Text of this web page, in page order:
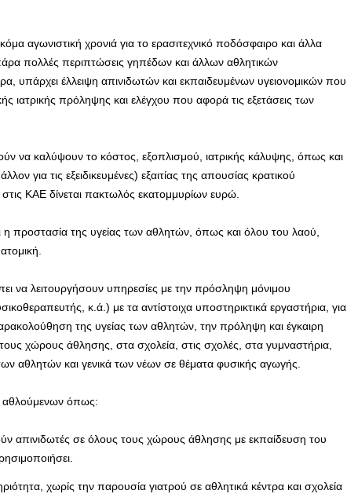
αγωνιστική χρονιά για το ερασιτεχνικό ποδόσφαιρο και άλλα
πολλές περιπτώσεις γηπέδων και άλλων αθλητικών
υπάρχει έλλειψη απινιδωτών και εκπαιδευμένων υγειονομικών που
ιατρικής πρόληψης και ελέγχου που αφορά τις εξετάσεις των
να καλύψουν το κόστος, εξοπλισμού, ιατρικής κάλυψης, όπως και
για τις εξειδικευμένες) εξαιτίας της απουσίας κρατικού
ΚΑΕ δίνεται πακτωλός εκατομμυρίων ευρώ.
προστασία της υγείας των αθλητών, όπως και όλου του λαού,
να λειτουργήσουν υπηρεσίες με την πρόσληψη μόνιμου
κ.ά.) με τα αντίστοιχα υποστηρικτικά εργαστήρια, για
της υγείας των αθλητών, την πρόληψη και έγκαιρη
χώρους άθλησης, στα σχολεία, στις σχολές, στα γυμναστήρια,
αθλητών και γενικά των νέων σε θέματα φυσικής αγωγής.
αθλούμενων όπως:
απινιδωτές σε όλους τους χώρους άθλησης με εκπαίδευση του
χωρίς την παρουσία γιατρού σε αθλητικά κέντρα και σχολεία